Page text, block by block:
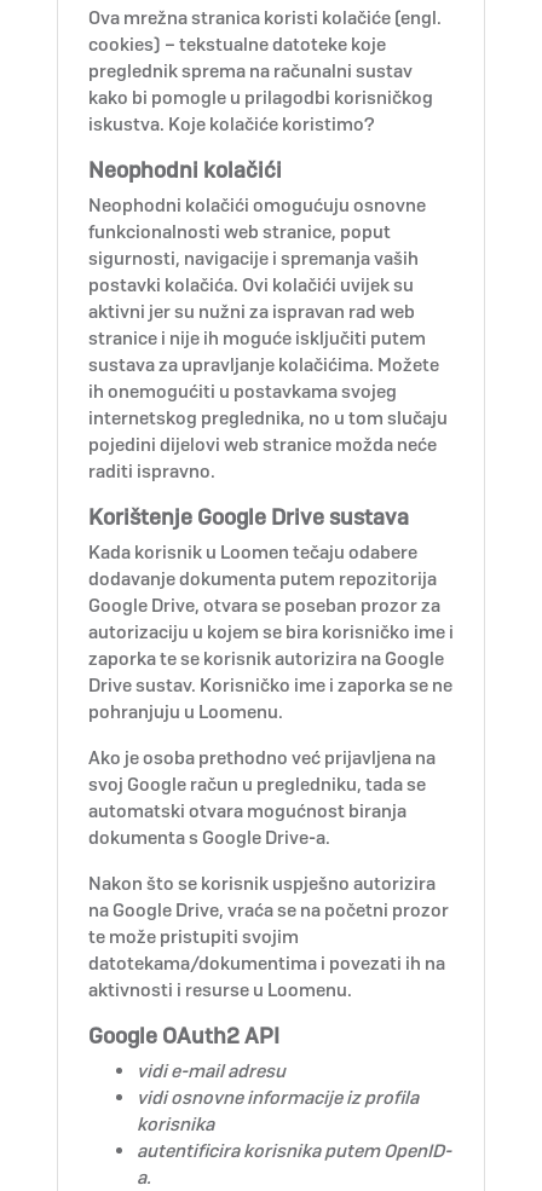
Ova mrežna stranica koristi kolačiće (engl.
cookies) – tekstualne datoteke koje
preglednik sprema na računalni sustav
kako bi pomogle u prilagodbi korisničkog
iskustva. Koje kolačiće koristimo?
Neophodni kolačići
Neophodni kolačići omogućuju osnovne
funkcionalnosti web stranice, poput
sigurnosti, navigacije i spremanja vaših
postavki kolačića. Ovi kolačići uvijek su
aktivni jer su nužni za ispravan rad web
stranice i nije ih moguće isključiti putem
sustava za upravljanje kolačićima. Možete
ih onemogućiti u postavkama svojeg
internetskog preglednika, no u tom slučaju
pojedini dijelovi web stranice možda neće
raditi ispravno.
Korištenje Google Drive sustava
Kada korisnik u Loomen tečaju odabere
dodavanje dokumenta putem repozitorija
Google Drive, otvara se poseban prozor za
autorizaciju u kojem se bira korisničko ime i
zaporka te se korisnik autorizira na Google
Drive sustav. Korisničko ime i zaporka se ne
pohranjuju u Loomenu.
Ako je osoba prethodno već prijavljena na
svoj Google račun u pregledniku, tada se
automatski otvara mogućnost biranja
dokumenta s Google Drive-a.
Nakon što se korisnik uspješno autorizira
na Google Drive, vraća se na početni prozor
te može pristupiti svojim
datotekama/dokumentima i povezati ih na
aktivnosti i resurse u Loomenu.
Google OAuth2 API
vidi e-mail adresu
vidi osnovne informacije iz profila
korisnika
autentificira korisnika putem OpenID-
a.